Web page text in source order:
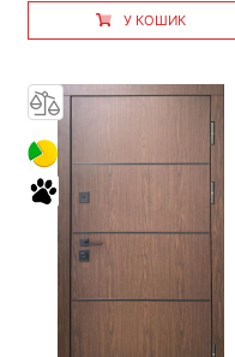
У КОШИК